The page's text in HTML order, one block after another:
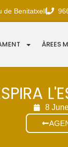
de Benitatxell
ÀREES
8